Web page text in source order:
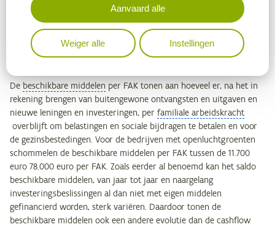
cashflow na financieringslast
per FAK van minimaal 22.400 euro in
2013 tot maximaal 94.500 euro per FAK in 2023. Bij de
glastuinbouw – waar de aflossing van leningen groter is – zien we,
in absolute termen, de grootste verschillen in cashflow voor en na
financieringslast per FAK.
De beschikbare middelen per FAK tonen aan hoeveel er, na het in
rekening brengen van buitengewone ontvangsten en uitgaven en
nieuwe leningen en investeringen, per familiale arbeidskracht
overblijft om belastingen en sociale bijdragen te betalen en voor
de gezinsbestedingen. Voor de bedrijven met openluchtgroenten
schommelen de beschikbare middelen per FAK tussen de 11.700
euro 78.000 euro per FAK. Zoals eerder al benoemd kan het saldo
beschikbare middelen, van jaar tot jaar en naargelang
investeringsbeslissingen al dan niet met eigen middelen
gefinancierd worden, sterk variëren. Daardoor tonen de
beschikbare middelen ook een andere evolutie dan de cashflow
Aanvaard alle
Weiger alle Instellingen